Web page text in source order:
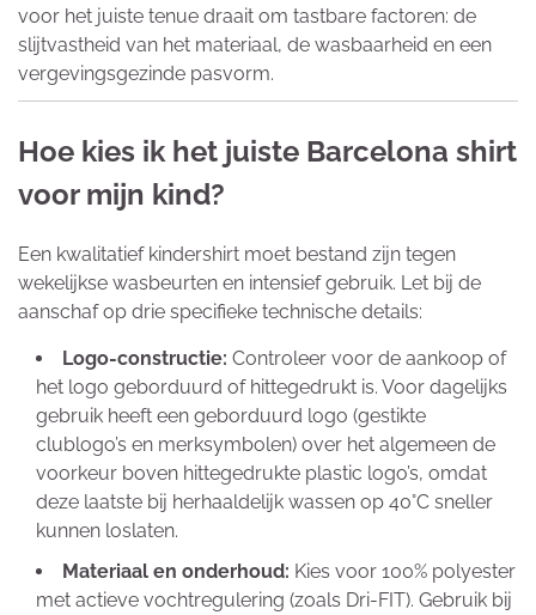
voor het juiste tenue draait om tastbare factoren: de
slijtvastheid van het materiaal, de wasbaarheid en een
vergevingsgezinde pasvorm.
Hoe kies ik het juiste Barcelona shirt
voor mijn kind?
Een kwalitatief kindershirt moet bestand zijn tegen
wekelijkse wasbeurten en intensief gebruik. Let bij de
aanschaf op drie specifieke technische details:
Logo-constructie: Controleer voor de aankoop of
het logo geborduurd of hittegedrukt is. Voor dagelijks
gebruik heeft een geborduurd logo (gestikte
clublogo’s en merksymbolen) over het algemeen de
voorkeur boven hittegedrukte plastic logo’s, omdat
deze laatste bij herhaaldelijk wassen op 40°C sneller
kunnen loslaten.
Materiaal en onderhoud: Kies voor 100% polyester
met actieve vochtregulering (zoals Dri-FIT). Gebruik bij